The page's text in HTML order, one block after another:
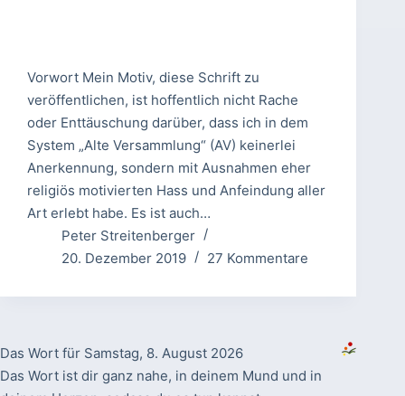
Vorwort Mein Motiv, diese Schrift zu
veröffentlichen, ist hoffentlich nicht Rache
oder Enttäuschung darüber, dass ich in dem
System „Alte Versammlung“ (AV) keinerlei
Anerkennung, sondern mit Ausnahmen eher
religiös motivierten Hass und Anfeindung aller
Art erlebt habe. Es ist auch…
Peter Streitenberger
20. Dezember 2019
27 Kommentare
Das Wort für Samstag, 8. August 2026
Das Wort ist dir ganz nahe, in deinem Mund und in